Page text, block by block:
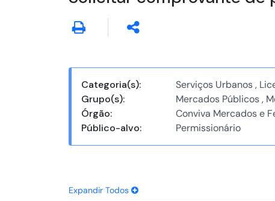
Categoria(s):
Serviços Urbanos ,
Grupo(s):
Mercados Públicos ,
Órgão:
Conviva Mercados e
Público-alvo:
Permissionário
Expandir Todos